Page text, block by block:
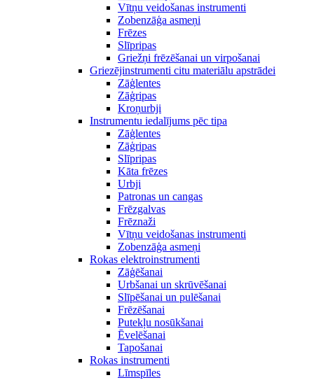
Vītņu veidošanas instrumenti
Zobenzāģa asmeņi
Frēzes
Slīpripas
Griežņi frēzēšanai un virpošanai
Griezējinstrumenti citu materiālu apstrādei
Zāģlentes
Zāģripas
Kroņurbji
Instrumentu iedalījums pēc tipa
Zāģlentes
Zāģripas
Slīpripas
Kāta frēzes
Urbji
Patronas un cangas
Frēzgalvas
Frēznaži
Vītņu veidošanas instrumenti
Zobenzāģa asmeņi
Rokas elektroinstrumenti
Zāģēšanai
Urbšanai un skrūvēšanai
Slīpēšanai un pulēšanai
Frēzēšanai
Putekļu nosūkšanai
Ēvelēšanai
Tapošanai
Rokas instrumenti
Līmspīles